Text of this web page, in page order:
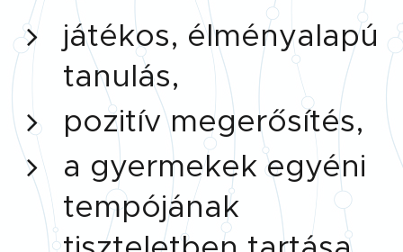
játékos, élményalapú
tanulás,
pozitív megerősítés,
a gyermekek egyéni
tempójának